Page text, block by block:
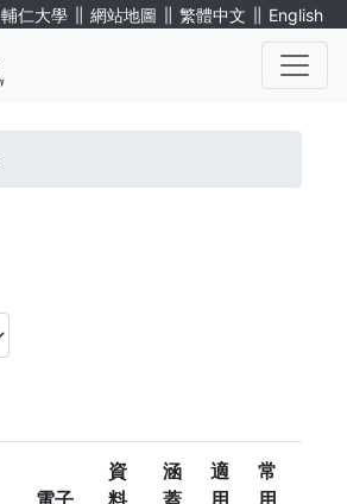
輔仁大學 ∥ 網站地圖 ∥ 繁體中文 ∥ English
電子
資
料
涵
蓋
適
用
常
用